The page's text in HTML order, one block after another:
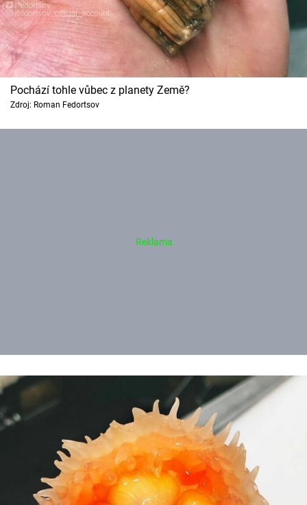
Pochází tohle vůbec z planety Země?
Zdroj: Roman Fedortsov